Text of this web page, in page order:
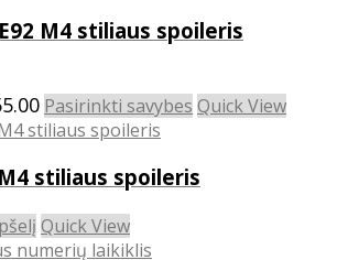
multiple
options
may
chosen
on
the
product
M4 stiliaus spoileris
Price
range:
through
€55.00
Pasirinkti savybes This
multiple
Quick View
stiliaus spoileris
Quick View